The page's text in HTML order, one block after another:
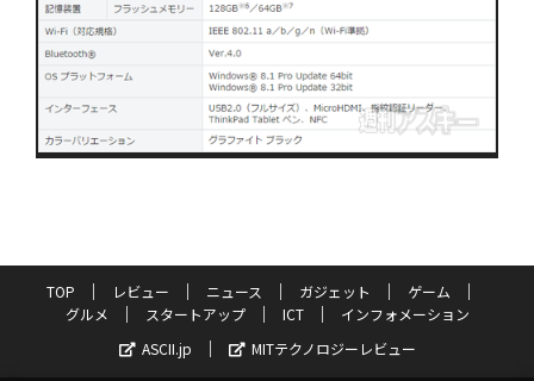
TOP レビュー ニュース ガジェット
ゲーム
グルメ
スタートアップ ICT
インフォメーション
ASCII.jp
MITテクノロジーレビュー